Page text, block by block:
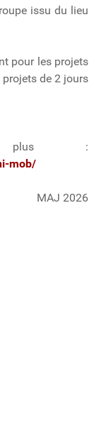
issu du lieu
pour les projets
de 2 jours
plus :
mob/
MAJ 2026